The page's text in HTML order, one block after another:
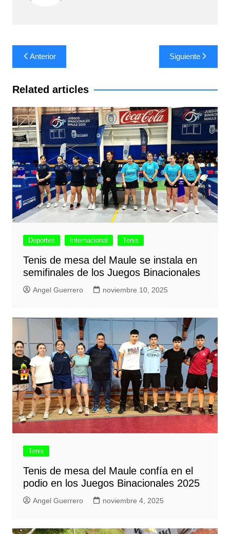
Navegación
de
entradas
Anterior Siguiente
Related articles
Deportes Internacional Tenis
Tenis de mesa del Maule se instala en
semifinales de los Juegos Binacionales
Angel Guerrero noviembre 10, 2025
Tenis
Tenis de mesa del Maule confía en el
podio en los Juegos Binacionales 2025
Angel Guerrero noviembre 4, 2025